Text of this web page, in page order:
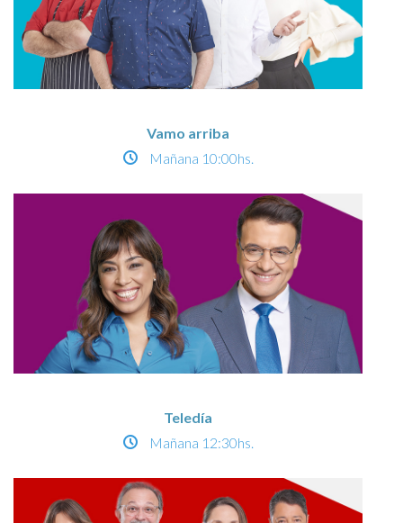
Vamo arriba
Mañana 10:00hs.
Teledía
Mañana 12:30hs.